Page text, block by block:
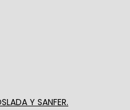
Y SANFER.